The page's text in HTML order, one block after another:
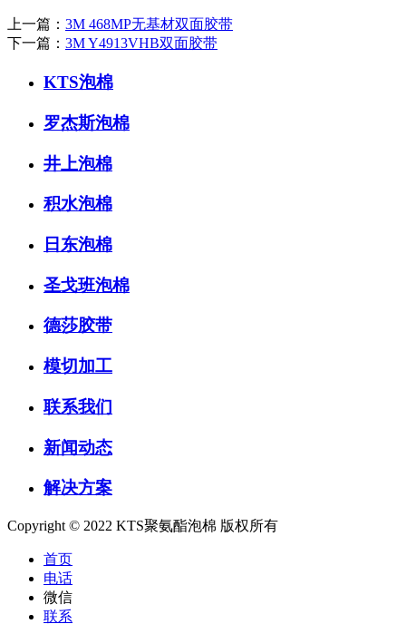
上一篇： 3M 468MP无基材双面胶带
下一篇： 3M Y4913VHB双面胶带
KTS泡棉
罗杰斯泡棉
井上泡棉
积水泡棉
日东泡棉
圣戈班泡棉
德莎胶带
模切加工
联系我们
新闻动态
解决方案
Copyright © 2022 KTS聚氨酯泡棉 版权所有
首页
电话
微信
联系